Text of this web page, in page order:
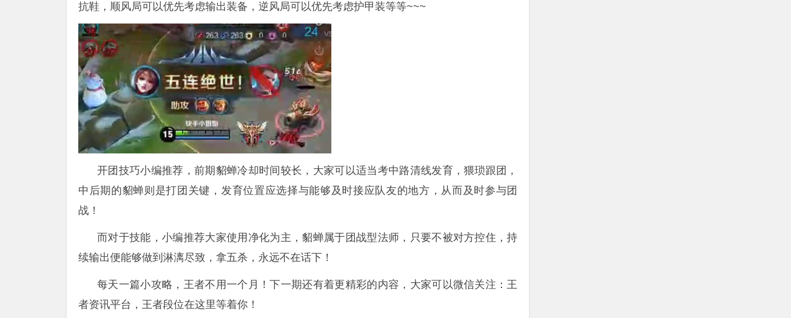
抗鞋，顺风局可以优先考虑输出装备，逆风局可以优先考虑护甲装等等~~~
开团技巧小编推荐，前期貂蝉冷却时间较长，大家可以适当考中路清线发育，猥琐跟团，
中后期的貂蝉则是打团关键，发育位置应选择与能够及时接应队友的地方，从而及时参与团
战！
而对于技能，小编推荐大家使用净化为主，貂蝉属于团战型法师，只要不被对方控住，持
续输出便能够做到淋漓尽致，拿五杀，永远不在话下！
每天一篇小攻略，王者不用一个月！下一期还有着更精彩的内容，大家可以微信关注：王
者资讯平台，王者段位在这里等着你！